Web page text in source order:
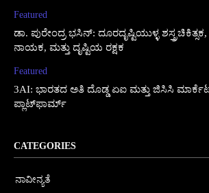
Featured
ಡಾ. ಪುರೇಂದ್ರ ಭಸಿನ್: ದೂರದೃಷ್ಟಿಯುಳ್ಳ
ನಾಯಕ, ಮತ್ತು ದೃಷ್ಟಿಯ ರಕ್ಷಕ
Featured
3AI: ಭಾರತದ ಅತಿ ದೊಡ್ಡ ಏಐ ಮತ್ತು ಜಿಸಿಸಿ
ಪ್ಲಾಟ್‌ಫಾರ್ಮ್
CATEGORIES
ನಾವೀನ್ಯತೆ